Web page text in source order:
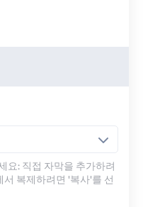
요: 직접 자막을 추가하려
복제하려면 '복사'를 선